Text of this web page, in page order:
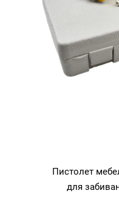
Пистолет
для